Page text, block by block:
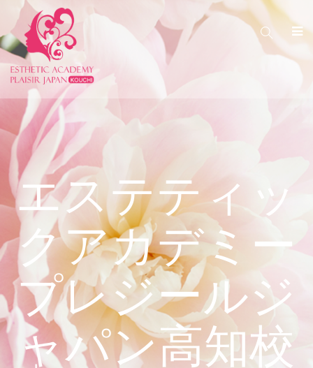
エステティッ
クアカデミー
プレジールジ
ャパン高知校